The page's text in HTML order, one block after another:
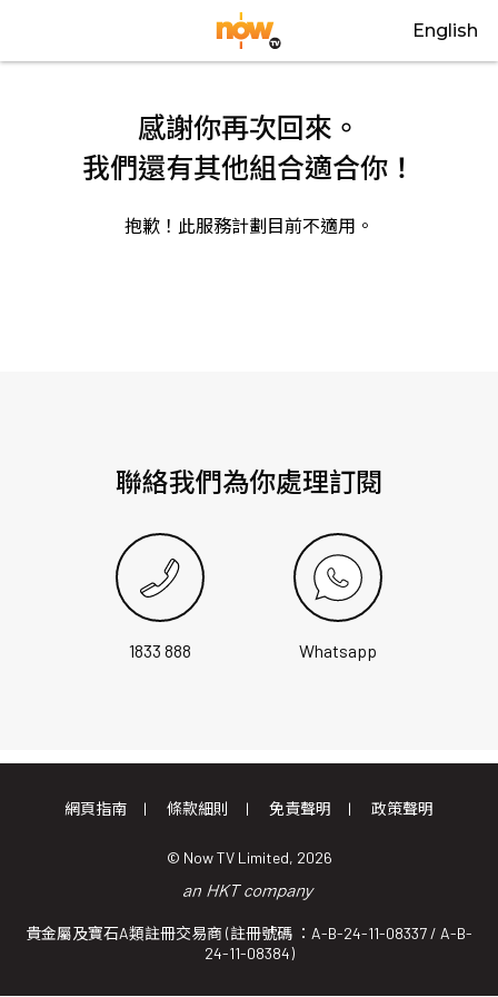
English
感謝你再次回來。
我們還有其他組合適合你！
抱歉！此服務計劃目前不適用。
聯絡我們為你處理訂閱
1833 888 Whatsapp
網頁指南 條款細則 免責聲明 政策聲明
© Now TV Limited, 2026
貴金屬及寶石A類註冊交易商 (註冊號碼 ：A-B-24-11-08337 / A-B-
24-11-08384)